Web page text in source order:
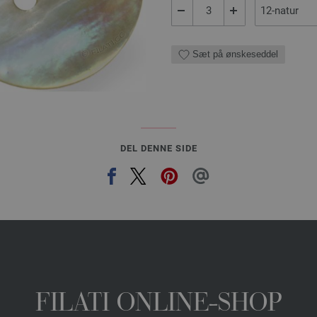
Sæt på ønskeseddel
DEL DENNE SIDE
FILATI ONLINE-SHOP